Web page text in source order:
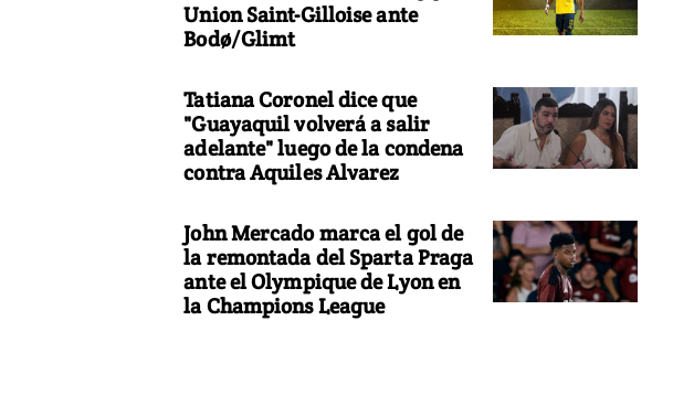
Union Saint-Gilloise ante
Bodø/Glimt
Tatiana Coronel dice que
"Guayaquil volverá a salir
adelante" luego de la condena
contra Aquiles Alvarez
John Mercado marca el gol de
la remontada del Sparta Praga
ante el Olympique de Lyon en
la Champions League